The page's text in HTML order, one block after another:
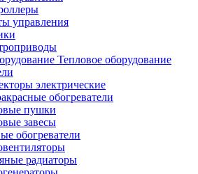
управления
Тепловое оборудование
электрические
обогреватели
пушки
завесы
обогреватели
радиаторы